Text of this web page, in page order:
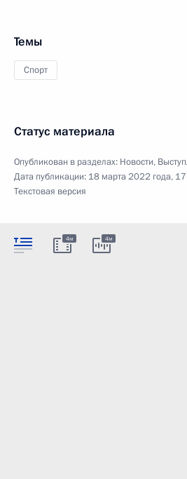
Темы
Спорт
Статус материала
Опубликован в разделах: Новости,
Дата публикации: 18 марта 2022 года,
Текстовая версия
4м 4м